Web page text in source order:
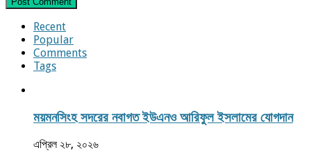
Recent
Popular
Comments
Tags
ময়মনসিংহ সদরের নবাগত ইউএনও আরিফুল ইসলামের যোগদান
এপ্রিল ২৮, ২০২৬